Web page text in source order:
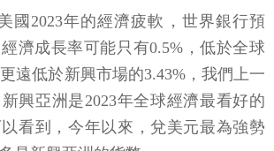
國2023年的經濟疲軟，世界銀行預
濟成長率可能只有0.5%，低於全球
遠低於新興市場的3.43%，我們上一
興亞洲是2023年全球經濟最看好的
看到，今年以來，兌美元最為強勢